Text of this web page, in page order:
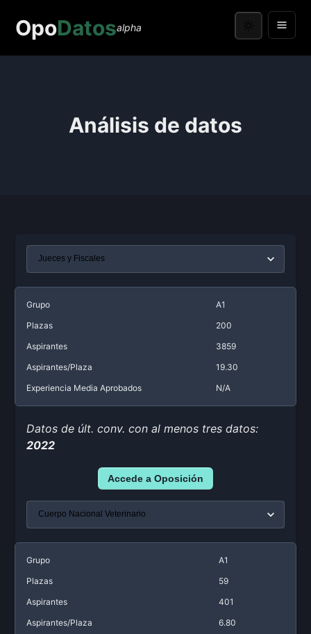
OpoDatosalpha
Análisis de datos
Grupo
A1
Plazas
200
Aspirantes
3859
Aspirantes/Plaza
19.30
Experiencia Media Aprobados
N/A
Datos de últ. conv. con al menos tres datos:
2022
Accede a Oposición
Grupo
A1
Plazas
59
Aspirantes
401
Aspirantes/Plaza
6.80